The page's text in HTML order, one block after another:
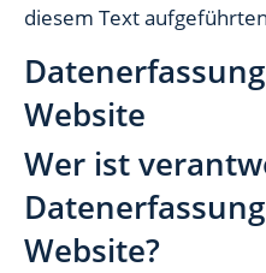
diesem Text
Website
Wer ist
Website?